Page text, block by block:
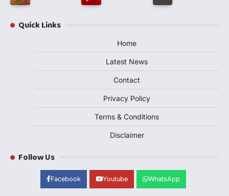
Quick Links
Home
Latest News
Contact
Privacy Policy
Terms & Conditions
Disclaimer
Follow Us
Facebook Youtube WhatsApp